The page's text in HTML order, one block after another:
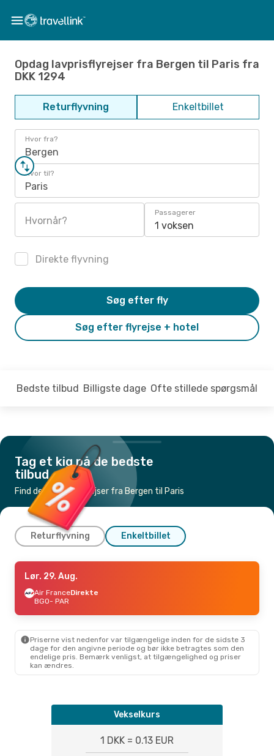
Opdag lavprisflyrejser fra Bergen til Paris fra
DKK 1294
Returflyvning Enkeltbillet
Hvor fra?
Bergen
Hvor til?
Paris
Hvornår?
Passagerer
1 voksen
Direkte flyvning
Søg efter flyrejse + hotel
Søg efter fly
Bedste tilbud Billigste dage Ofte stillede spørgsmål
Tag et kig på de bedste
tilbud
Find de billigste flyrejser fra Bergen til Paris
Returflyvning Enkeltbillet
Søn. 11. Okt.- Ons. 14. Okt.
Norwegian Air Shuttle
BGO- PAR
1 Mellemlanding
Lør. 29. Aug.
Air FranceDirekte
BGO- PAR
Priserne vist nedenfor var tilgængelige inden for de sidste 3
dage for den angivne periode og bør ikke betragtes som den
endelige pris. Bemærk venligst, at tilgængelighed og priser
kan ændres.
Vekselkurs
1 DKK = 0.13 EUR